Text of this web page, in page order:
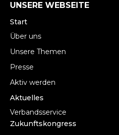
UNSERE WEBSEITE
Start
Über uns
Unsere Themen
Presse
Aktiv werden
Aktuelles
Verbandsservice
Zukunftskongress